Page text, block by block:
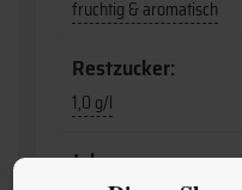
fruchtig & aromatisch
Restzucker:
1,0 g/l
Jahrgang: